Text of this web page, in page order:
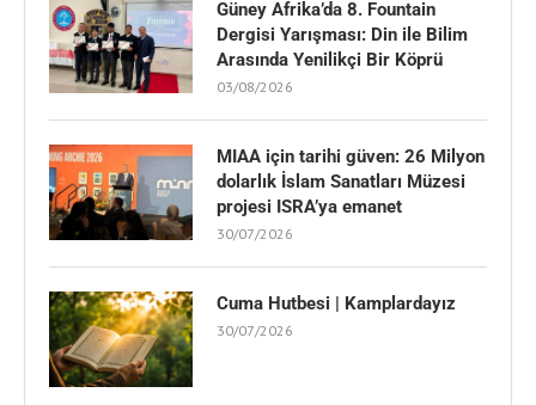
Güney Afrika’da 8. Fountain
Dergisi Yarışması: Din ile Bilim
Arasında Yenilikçi Bir Köprü
03/08/2026
MIAA için tarihi güven: 26 Milyon
dolarlık İslam Sanatları Müzesi
projesi ISRA’ya emanet
30/07/2026
Cuma Hutbesi | Kamplardayız
30/07/2026